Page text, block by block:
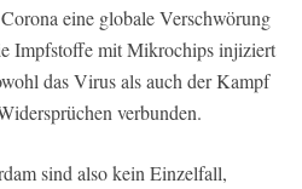
eine globale Verschwörung
Impfstoffe mit Mikrochips injiziert
das Virus als auch der Kampf
verbunden.
sind also kein Einzelfall,